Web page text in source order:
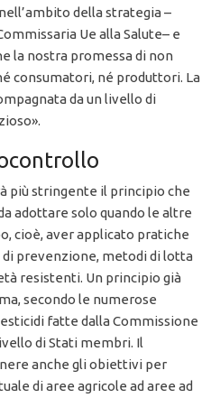
della strategia –
Ue alla Salute– e
la nostra promessa di non
consumatori, né produttori. La
da un livello di
più stringente il principio che
adottare solo quando le altre
cioè, aver applicato pratiche
prevenzione, metodi di lotta
resistenti. Un principio già
secondo le numerose
fatte dalla Commissione
di Stati membri. Il
anche gli obiettivi per
di aree agricole ad aree ad